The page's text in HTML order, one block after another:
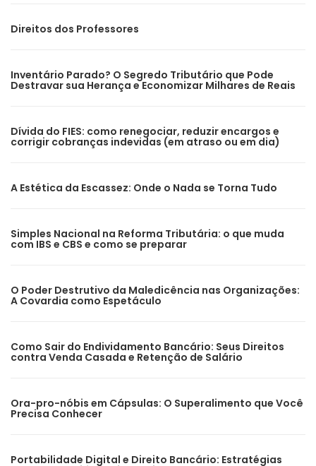
Direitos dos Professores
Inventário Parado? O Segredo Tributário que Pode
Destravar sua Herança e Economizar Milhares de Reais
Dívida do FIES: como renegociar, reduzir encargos e
corrigir cobranças indevidas (em atraso ou em dia)
A Estética da Escassez: Onde o Nada se Torna Tudo
Simples Nacional na Reforma Tributária: o que muda
com IBS e CBS e como se preparar
O Poder Destrutivo da Maledicência nas Organizações:
A Covardia como Espetáculo
Como Sair do Endividamento Bancário: Seus Direitos
contra Venda Casada e Retenção de Salário
Ora-pro-nóbis em Cápsulas: O Superalimento que Você
Precisa Conhecer
Portabilidade Digital e Direito Bancário: Estratégias